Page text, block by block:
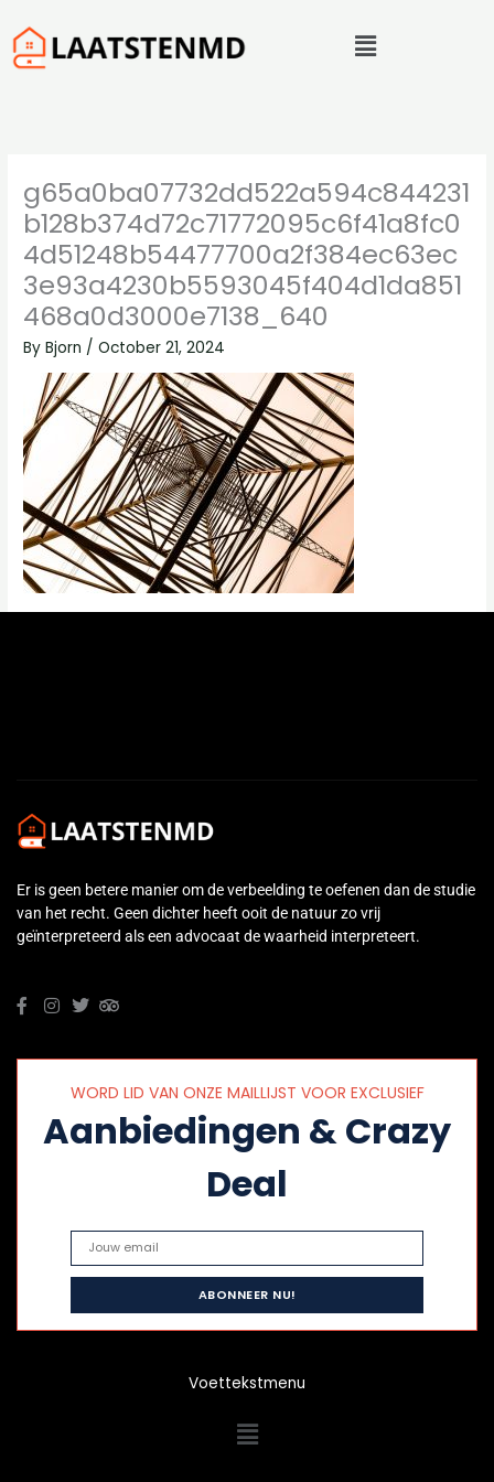
to
content
Menu
g65a0ba07732dd522a594c844231
b128b374d72c71772095c6f41a8fc0
4d51248b54477700a2f384ec63ec
3e93a4230b5593045f404d1da851
468a0d3000e7138_640
ByBjorn /October 21, 2024
Er is geen betere manier om de verbeelding te oefenen dan de studie
van het recht. Geen dichter heeft ooit de natuur zo vrij
geïnterpreteerd als een advocaat de waarheid interpreteert.
WORD LID VAN ONZE MAILLIJST VOOR EXCLUSIEF
Aanbiedingen & Crazy
Deal
Voettekstmenu
Menu